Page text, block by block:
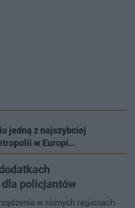
jedną z najszybciej
w Europi…
policjantów
w różnych regionach